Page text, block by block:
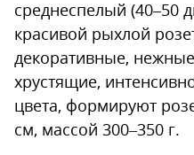
среднеспелый (40–50
красивой рыхлой
декоративные,
хрустящие,
цвета, формируют
см, массой 300–350 г.